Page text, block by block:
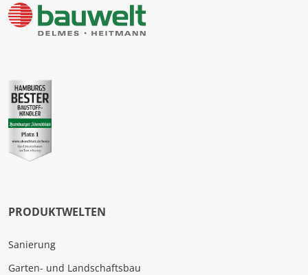
PRODUKTWELTEN
Sanierung
Garten- und Landschaftsbau